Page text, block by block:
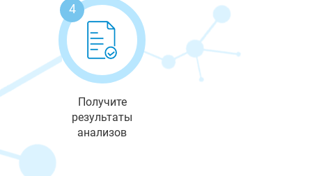
4
Получите
результаты
анализов